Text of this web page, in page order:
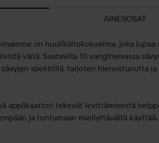
AINESOSAT
on huulikiiltokokoelma, joka lupaa
väriä. Saatavilla 10 vangitsevassa
spektrillä, tarjoten hienostunutta ja
applikaattori tekevät levittämisestä
ja tuntumaan miellyttävältä käyttää.